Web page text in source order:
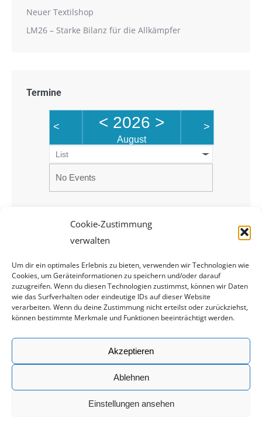
Cookie-Zustimmung
verwalten
Um dir ein optimales Erlebnis zu bieten, verwenden wir Technologien wie
Cookies, um Geräteinformationen zu speichern und/oder darauf
zuzugreifen. Wenn du diesen Technologien zustimmst, können wir Daten
wie das Surfverhalten oder eindeutige IDs auf dieser Website
verarbeiten. Wenn du deine Zustimmung nicht erteilst oder zurückziehst,
können bestimmte Merkmale und Funktionen beeinträchtigt werden.
Akzeptieren
Ablehnen
Einstellungen ansehen
Neuer Textilshop
LM26 – Starke Bilanz für die Allkämpfer
Termine
< < 2026 >
August
>
List
No Events